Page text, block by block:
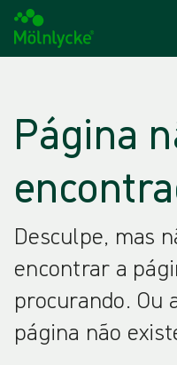
Página
Desculpe, mas
encontrar a
procurando. Ou
página não